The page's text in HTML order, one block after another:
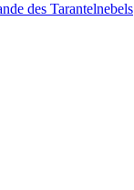
des Tarantelnebels